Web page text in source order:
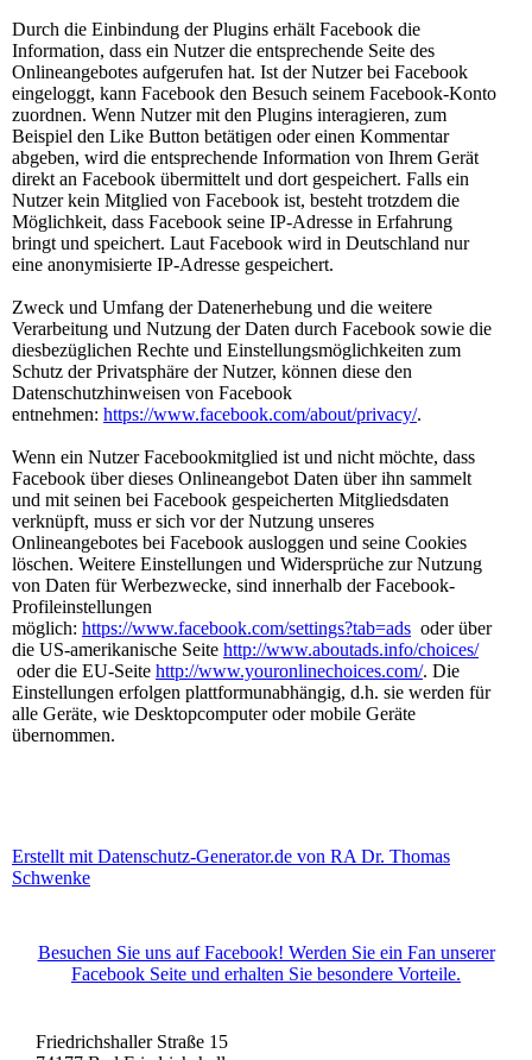
Durch die Einbindung der Plugins erhält Facebook die
Information, dass ein Nutzer die entsprechende Seite des
Onlineangebotes aufgerufen hat. Ist der Nutzer bei Facebook
eingeloggt, kann Facebook den Besuch seinem Facebook-Konto
zuordnen. Wenn Nutzer mit den Plugins interagieren, zum
Beispiel den Like Button betätigen oder einen Kommentar
abgeben, wird die entsprechende Information von Ihrem Gerät
direkt an Facebook übermittelt und dort gespeichert. Falls ein
Nutzer kein Mitglied von Facebook ist, besteht trotzdem die
Möglichkeit, dass Facebook seine IP-Adresse in Erfahrung
bringt und speichert. Laut Facebook wird in Deutschland nur
eine anonymisierte IP-Adresse gespeichert.
Zweck und Umfang der Datenerhebung und die weitere
Verarbeitung und Nutzung der Daten durch Facebook sowie die
diesbezüglichen Rechte und Einstellungsmöglichkeiten zum
Schutz der Privatsphäre der Nutzer, können diese den
Datenschutzhinweisen von Facebook
entnehmen: https://www.facebook.com/about/privacy/.
Wenn ein Nutzer Facebookmitglied ist und nicht möchte, dass
Facebook über dieses Onlineangebot Daten über ihn sammelt
und mit seinen bei Facebook gespeicherten Mitgliedsdaten
verknüpft, muss er sich vor der Nutzung unseres
Onlineangebotes bei Facebook ausloggen und seine Cookies
löschen. Weitere Einstellungen und Widersprüche zur Nutzung
von Daten für Werbezwecke, sind innerhalb der Facebook-
Profileinstellungen
möglich: https://www.facebook.com/settings?tab=ads oder über
die US-amerikanische Seite http://www.aboutads.info/choices/
oder die EU-Seite http://www.youronlinechoices.com/. Die
Einstellungen erfolgen plattformunabhängig, d.h. sie werden für
alle Geräte, wie Desktopcomputer oder mobile Geräte
übernommen.
Erstellt mit Datenschutz-Generator.de von RA Dr. Thomas
Schwenke
Besuchen Sie uns auf Facebook! Werden Sie ein Fan unserer
Facebook Seite und erhalten Sie besondere Vorteile.
Friedrichshaller Straße 15